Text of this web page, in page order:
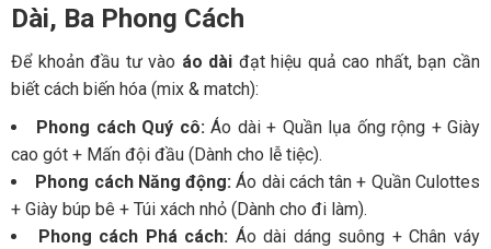
Dài, Ba Phong Cách
Để khoản đầu tư vào áo dài đạt hiệu quả cao nhất, bạn cần
biết cách biến hóa (mix & match):
Phong cách Quý cô:Áo dài + Quần lụa ống rộng + Giày
cao gót + Mấn đội đầu (Dành cho lễ tiệc).
Phong cách Năng động: Áo dài cách tân + Quần Culottes
+ Giày búp bê + Túi xách nhỏ (Dành cho đi làm).
Phong cách Phá cách: Áo dài dáng suông + Chân váy